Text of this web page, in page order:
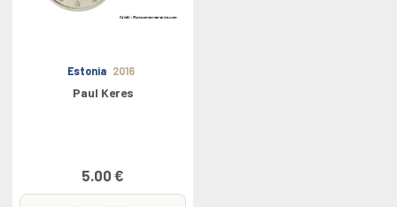
Estonia 2016
Paul Keres
5.00 €